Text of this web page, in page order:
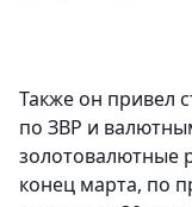
Также он привел
по ЗВР и
золотовалютные
конец марта, по